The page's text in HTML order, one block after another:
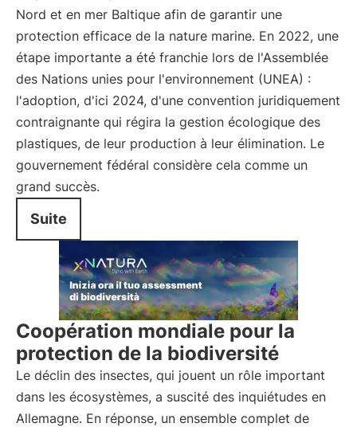
Nord et en mer Baltique afin de garantir une
protection efficace de la nature marine. En 2022, une
étape importante a été franchie lors de l'Assemblée
des Nations unies pour l'environnement (UNEA) :
l'adoption, d'ici 2024, d'une convention juridiquement
contraignante qui régira la gestion écologique des
plastiques, de leur production à leur élimination. Le
gouvernement fédéral considère cela comme un
grand succès.
Suite
Coopération mondiale pour la
protection de la biodiversité
Le déclin des insectes, qui jouent un rôle important
dans les écosystèmes, a suscité des inquiétudes en
Allemagne. En réponse, un ensemble complet de